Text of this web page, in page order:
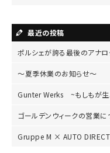
最近の投稿
ポルシェが誇る最後のアナ
～夏季休業のお知らせ～
Gunter Werks ~もしもが生
ゴールデンウィークの営業に
Gruppe M × AUTO